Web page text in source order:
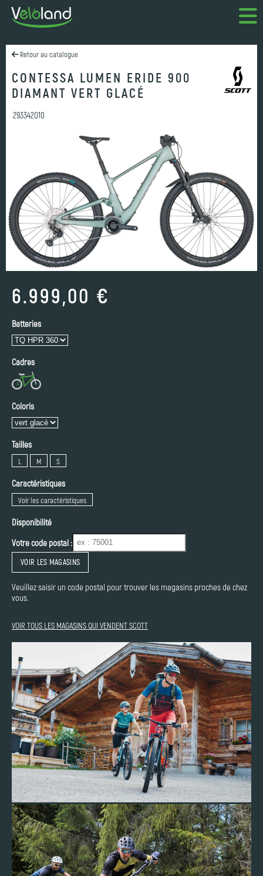
Retour au catalogue
CONTESSA LUMEN ERIDE 900
DIAMANT VERT GLACÉ
293342010
6.999,00 €
Batteries
Cadres
Coloris
Tailles
L M S
Caractéristiques
Voir les caractéristiques
Disponibilité
Votre code postal :
VOIR LES MAGASINS
Veuillez saisir un code postal pour trouver les magasins proches de chez
vous.
VOIR TOUS LES MAGASINS QUI VENDENT SCOTT